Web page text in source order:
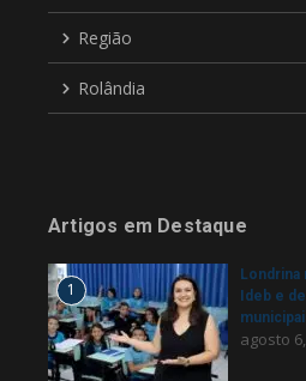
Região
Rolândia
Artigos em Destaque
1
Ideb e
agosto